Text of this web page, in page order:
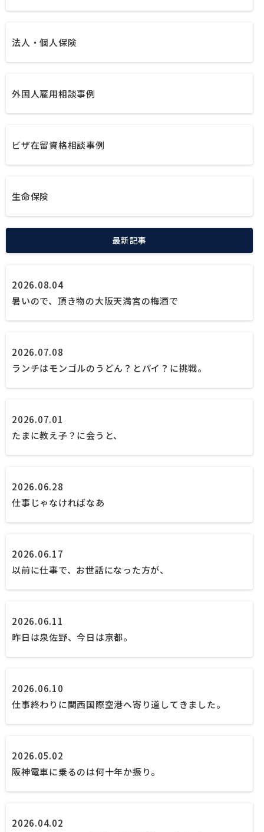
法人・個人保険
外国人雇用相談事例
ビザ在留資格相談事例
生命保険
最新記事
2026.08.04
暑いので、頂き物の大阪天満宮の梅酒で
2026.07.08
ランチはモンゴルのうどん？とパイ？に挑戦。
2026.07.01
たまに教え子？に会うと、
2026.06.28
仕事じゃなければなあ
2026.06.17
以前に仕事で、お世話になった方が、
2026.06.11
昨日は泉佐野、今日は京都。
2026.06.10
仕事終わりに関西国際空港へ寄り道してきました。
2026.05.02
阪神電車に乗るのは何十年か振り。
2026.04.02